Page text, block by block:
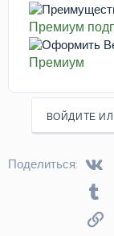
Премиум
Премиум
ВОЙДИТЕ
Поделиться: